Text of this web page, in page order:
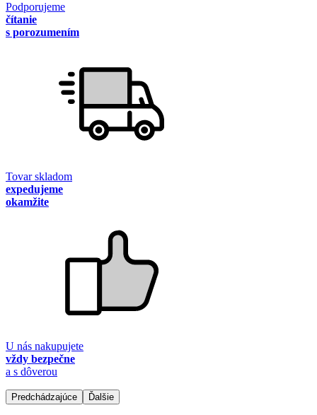
Podporujeme
čítanie
s porozumením
Tovar skladom
expedujeme
okamžite
U nás nakupujete
vždy bezpečne
a s dôverou
Predchádzajúce Ďalšie